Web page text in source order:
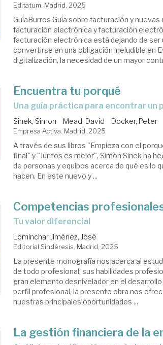
Editatum. Madrid, 2025
GuíaBurros Guía sobre facturación y
facturación electrónica y facturación
facturación electrónica está dejando de ser
convertirse en una obligación ineludible en
digitalización, la necesidad de un mayor
Encuentra tu porqué
Una guía práctica para encontrar
Sinek, Simon Mead, David Docker, Peter
Empresa Activa. Madrid, 2025
A través de sus libros "Empieza con el
final" y "Juntos es mejor", Simon Sinek ha
de personas y equipos acerca de qué es lo
hacen. En este nuevo y ...
Competencias
tu valor diferencial
Lominchar Jiménez, José
Editorial Sindéresis. Madrid, 2025
La presente monografía nos acerca al
de todo profesional; sus habilidades
gran elemento desnivelador en el
perfil profesional, la presente obra nos
nuestras principales oportunidades ...
La gestión financiera de la